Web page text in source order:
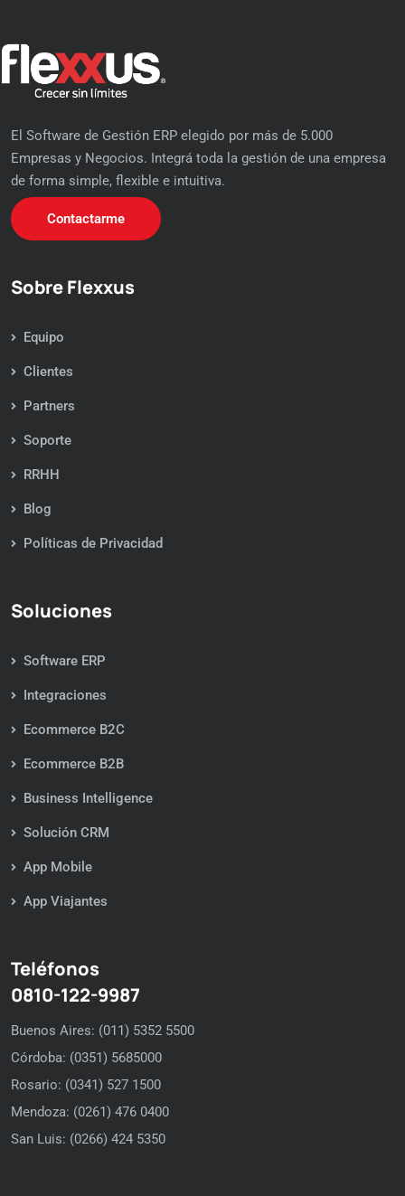
El Software de Gestión ERP elegido por más de 5.000
Empresas y Negocios. Integrá toda la gestión de una empresa
de forma simple, flexible e intuitiva.
Contactarme
Sobre Flexxus
Equipo
Clientes
Partners
Soporte
RRHH
Blog
Políticas de Privacidad
Soluciones
Software ERP
Integraciones
Ecommerce B2C
Ecommerce B2B
Business Intelligence
Solución CRM
App Mobile
App Viajantes
Teléfonos
0810-122-9987
Buenos Aires: (011) 5352 5500
Córdoba: (0351) 5685000
Rosario: (0341) 527 1500
Mendoza: (0261) 476 0400
San Luis: (0266) 424 5350